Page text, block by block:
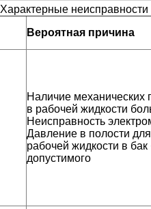
Характерные
Вероятная причина
Наличие механических
в рабочей жидкости
Неисправность
Давление в полости
рабочей жидкости в
допустимого